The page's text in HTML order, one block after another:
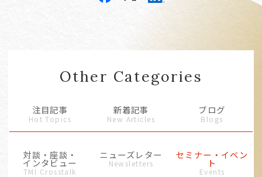
Other Categories
注目記事
Hot Topics
新着記事
New Articles
ブログ
Blogs
対談・座談・
インタビュー
TMI Crosstalk
ニューズレター
Newsletters
セミナー・イベン
ト
Events